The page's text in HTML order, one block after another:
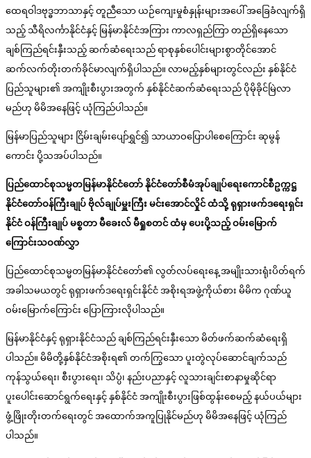
ထေရဝါဒဗုဒ္ဓဘာသာနှင့် တူညီသော ယဉ်ကျေးမှုစံနှုန်းများအပေါ် အခြေခံလျက်ရှိ
သည့် သီရိလင်္ကာနိုင်ငံနှင့် မြန်မာနိုင်ငံအကြား ကာလရှည်ကြာ တည်ရှိနေသော
ချစ်ကြည်ရင်းနှီးသည့် ဆက်ဆံရေးသည် ရာစုနှစ်ပေါင်းများစွာတိုင်အောင်
ဆက်လက်တိုးတက်ခိုင်မာလျက်ရှိပါသည်။ လာမည့်နှစ်များတွင်လည်း နှစ်နိုင်ငံ
ပြည်သူများ၏ အကျိုးစီးပွားအတွက် နှစ်နိုင်ငံဆက်ဆံရေးသည် ပိုမိုခိုင်မြဲလာ
မည်ဟု မိမိအနေဖြင့် ယုံကြည်ပါသည်။
မြန်မာပြည်သူများ ငြိမ်းချမ်းပျော်ရွှင်၍ သာယာဝပြောပါစေကြောင်း ဆုမွန်
ကောင်း ပို့သအပ်ပါသည်။
ပြည်ထောင်စုသမ္မတမြန်မာနိုင်ငံတော် နိုင်ငံတော်စီမံအုပ်ချုပ်ရေးကောင်စီဥက္ကဋ္ဌ
နိုင်ငံတော်ဝန်ကြီးချုပ် ဗိုလ်ချုပ်မှူးကြီး မင်းအောင်လှိုင် ထံသို့ ရုရှားဖက်ဒရေးရှင်း
နိုင်ငံ ဝန်ကြီးချုပ် မစ္စတာ မီခေးလ် မီရှုစတင် ထံမှ ပေးပို့သည့် ဝမ်းမြောက်
ကြောင်းသဝဏ်လွှာ
ပြည်ထောင်စုသမ္မတမြန်မာနိုင်ငံတော်၏ လွတ်လပ်ရေးနေ့ အမျိုးသားရုံးပိတ်ရက်
အခါသမယတွင် ရုရှားဖက်ဒရေးရှင်းနိုင်ငံ အစိုးရအဖွဲ့ကိုယ်စား မိမိက ဂုဏ်ယူ
ဝမ်းမြောက်ကြောင်း ပြောကြားလိုပါသည်။
မြန်မာနိုင်ငံနှင့် ရုရှားနိုင်ငံသည် ချစ်ကြည်ရင်းနှီးသော မိတ်ဖက်ဆက်ဆံရေးရှိ
ပါသည်။ မိမိတို့နှစ်နိုင်ငံအစိုးရ၏ တက်ကြွသော ပူးတွဲလုပ်ဆောင်ချက်သည်
ကုန်သွယ်ရေး၊ စီးပွားရေး၊ သိပ္ပံ၊ နည်းပညာနှင့် လူသားချင်းစာနာမှုဆိုင်ရာ
ပူးပေါင်းဆောင်ရွက်ရေးနှင့် နှစ်နိုင်ငံ အကျိုးစီးပွားဖြစ်ထွန်းစေမည့် နယ်ပယ်များ
ဖွံ့ဖြိုးတိုးတက်ရေးတွင် အထောက်အကူပြုနိုင်မည်ဟု မိမိအနေဖြင့် ယုံကြည်
ပါသည်။